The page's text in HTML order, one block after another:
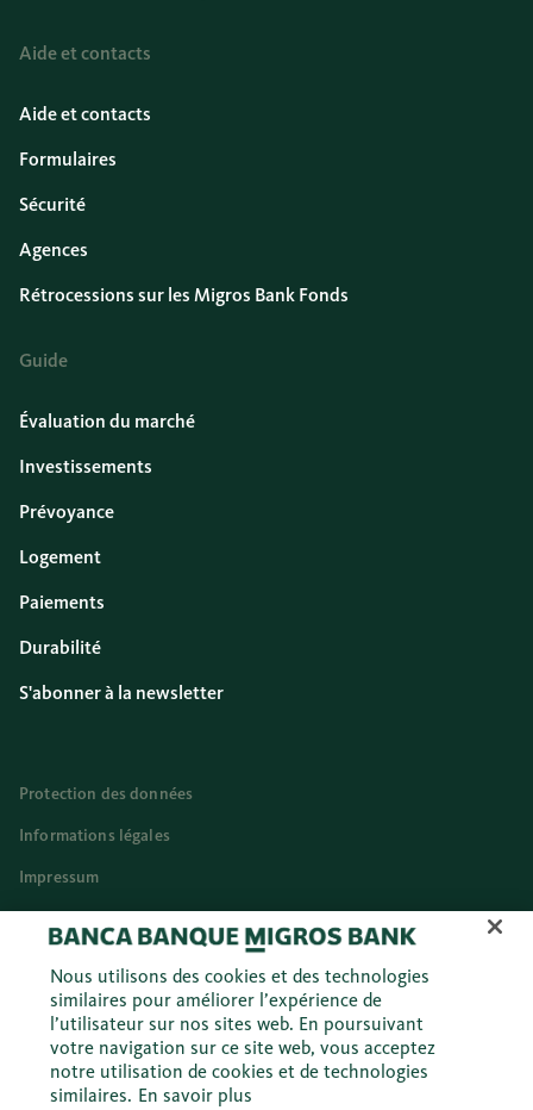
Aide et contacts
Aide et contacts
Formulaires
Sécurité
Agences
Rétrocessions sur les Migros Bank Fonds
Guide
Évaluation du marché
Investissements
Prévoyance
Logement
Paiements
Durabilité
S'abonner à la newsletter
Protection des données
Informations légales
Impressum
Français (FR)
Twitter Facebook Blog
Nous utilisons des cookies et des technologies
similaires pour améliorer l’expérience de
l’utilisateur sur nos sites web. En poursuivant
votre navigation sur ce site web, vous acceptez
notre utilisation de cookies et de technologies
similaires. En savoir plus